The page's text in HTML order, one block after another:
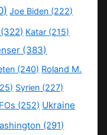
Joe Biden (222)
(322) Katar (215)
(383)
(240) Roland M.
Syrien (227)
(252) Ukraine
(291)